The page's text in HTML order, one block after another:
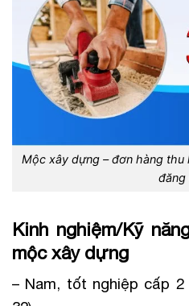
Mộc xây dựng – đơn hàng
đăng
Kinh nghiệm/Kỹ
mộc xây dựng
– Nam, tốt nghiệp cấp